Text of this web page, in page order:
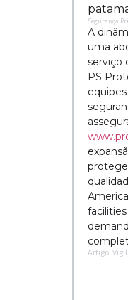
Segurança
A
uma
serviço
PS
Artigo: